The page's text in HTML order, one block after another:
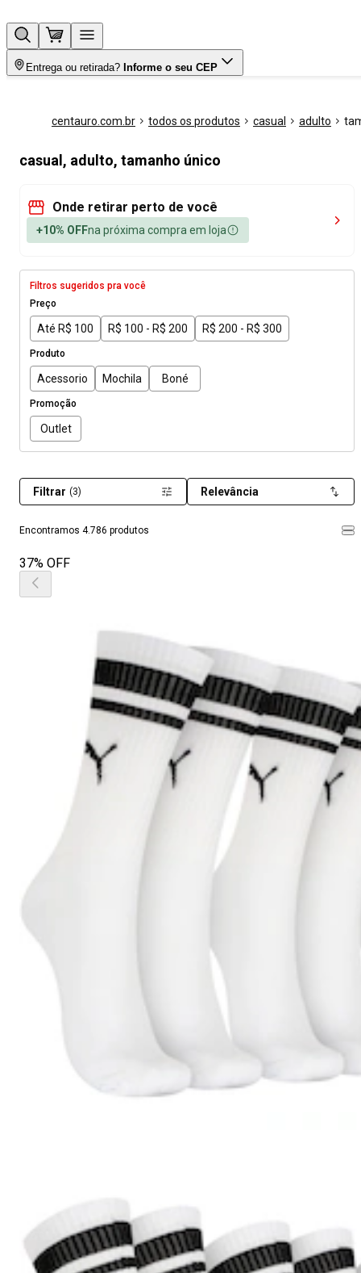
Entrega ou retirada? Informe o seu CEP
centauro.com.br todos os produtos casual adulto
casual, adulto, tamanho único
Onde retirar perto de você
+10% OFFna próxima compra em loja
Filtros sugeridos pra você
Preço
Até R$ 100 R$ 100 - R$ 200 R$ 200 - R$ 300
Produto
Acessorio Mochila Boné
Promoção
Outlet
Encontramos 4.786 produtos
Filtrar (3) Relevância
37% OFF